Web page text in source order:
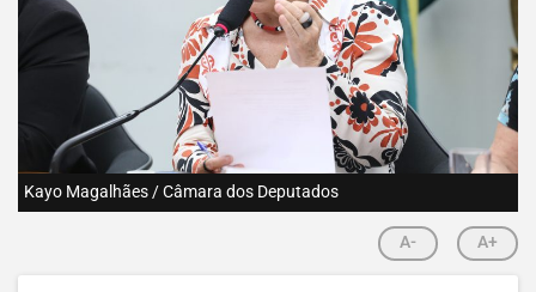
Kayo Magalhães / Câmara dos Deputados
A- A+